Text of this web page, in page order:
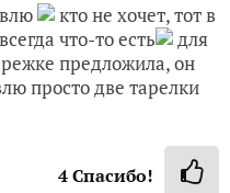
кто не хочет, тот в
что-то есть
для
предложила, он
просто две тарелки
4Спасибо!